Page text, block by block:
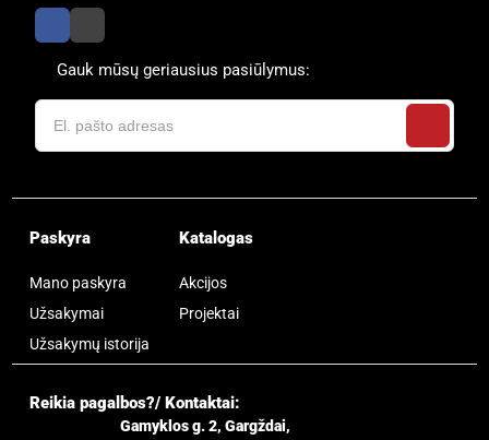
Gauk mūsų geriausius pasiūlymus:
Paskyra
Mano paskyra
Užsakymai
Užsakymų istorija
Katalogas
Akcijos
Projektai
Reikia pagalbos?/ Kontaktai:
Gamyklos g. 2, Gargždai,